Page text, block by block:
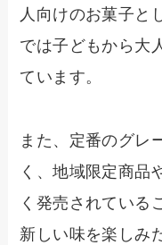
人向けのお菓子と
では子どもから大
ています。
また、定番のグレ
く、地域限定商品
く発売されている
新しい味を楽しみ